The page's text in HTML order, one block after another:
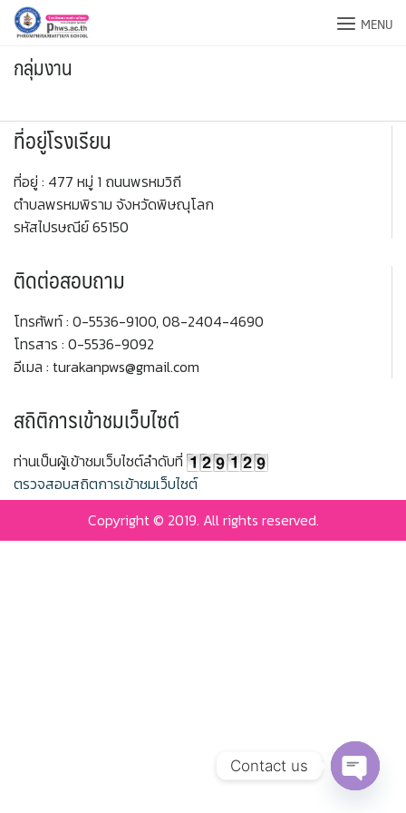
Skip
content
MENU
กลุ่มงาน
ที่อยู่โรงเรียน
ที่อยู่ : 477 หมู่ 1 ถนนพรหมวิถี
ตำบลพรหมพิราม จังหวัดพิษณุโลก
รหัสไปรษณีย์ 65150
ติดต่อสอบถาม
โทรศัพท์ : 0-5536-9100, 08-2404-4690
โทรสาร : 0-5536-9092
อีเมล : turakanpws@gmail.com
สถิติการเข้าชมเว็บไซต์
ท่านเป็นผู้เข้าชมเว็บไซต์ลำดับที่
ตรวจสอบสถิตการเข้าชมเว็บไซต์
Copyright © 2019. All rights reserved.
Contact us